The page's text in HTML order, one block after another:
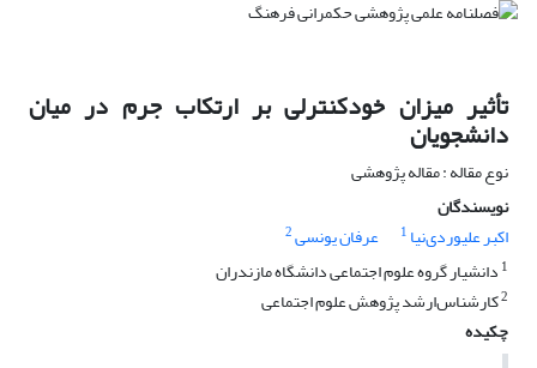
تأثیر میزان خودکنترلی بر ارتکاب جرم در میان
دانشجویان
نوع مقاله : مقاله پژوهشی
نویسندگان
اکبر علیوردی‌نیا 1 عرفان یونسی2
1 دانشیار گروه علوم اجتماعی دانشگاه مازندران
2کارشناس‌ارشد پژوهش علوم اجتماعی
چکیده